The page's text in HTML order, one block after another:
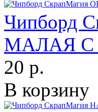
Чипборд
МАЛАЯ С
20 р.
В корзину